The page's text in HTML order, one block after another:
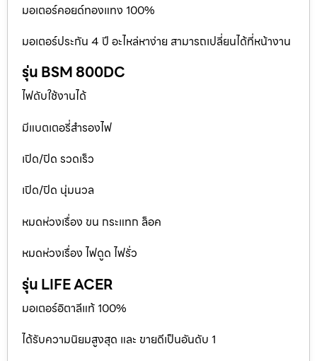
มอเตอร์คอยด์ทองแทง 100%
มอเตอร์ประกัน 4 ปี อะไหล่หาง่าย สามารถเปลี่ยนได้ที่หน้างาน
รุ่น BSM 800DC
ไฟดับใช้งานได้
มีแบตเตอรี่สำรองไฟ
เปิด/ปิด รวดเร็ว
เปิด/ปิด นุ่มนวล
หมดห่วงเรื่อง ขน กระแทก ล็อค
หมดห่วงเรื่อง ไฟดูด ไฟรั่ว
รุ่น LIFE ACER
มอเตอร์อิตาลีแท้ 100%
ได้รับความนิยมสูงสุด และ ขายดีเป็นอันดับ 1